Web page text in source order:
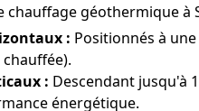
chauffage géothermique à
: Positionnés à
: Descendant jusqu'à
énergétique.